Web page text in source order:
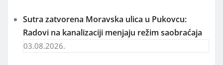
Sutra zatvorena Moravska ulica u Pukovcu:
Radovi na kanalizaciji menjaju režim saobraćaja
03.08.2026.